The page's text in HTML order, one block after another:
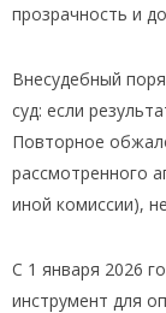
прозрачность и
Внесудебный
суд: если
Повторное
рассмотренного
иной комиссии),
С 1 января 2026
инструмент для